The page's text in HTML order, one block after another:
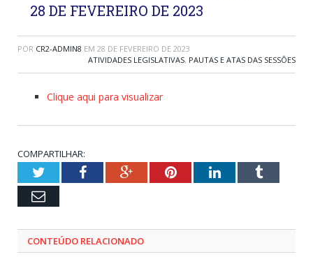
28 DE FEVEREIRO DE 2023
POR CR2-ADMIN8 EM 28 DE FEVEREIRO DE 2023
ATIVIDADES LEGISLATIVAS, PAUTAS E ATAS DAS SESSÕES
Clique aqui para visualizar
COMPARTILHAR:
TwitterFacebookGoogle+PinterestLinkedInTumblr
Email
CONTEÚDO RELACIONADO